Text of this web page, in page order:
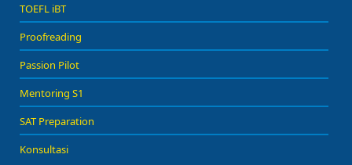
TOEFL iBT
Proofreading
Passion Pilot
Mentoring S1
SAT Preparation
Konsultasi